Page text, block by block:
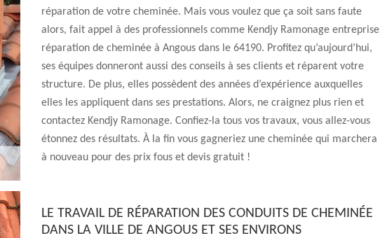
réparation de votre cheminée. Mais vous voulez que ça soit sans faute
alors, fait appel à des professionnels comme Kendjy Ramonage entreprise
réparation de cheminée à Angous dans le 64190. Profitez qu’aujourd’hui,
ses équipes donneront aussi des conseils à ses clients et réparent votre
structure. De plus, elles possèdent des années d’expérience auxquelles
elles les appliquent dans ses prestations. Alors, ne craignez plus rien et
contactez Kendjy Ramonage. Confiez-la tous vos travaux, vous allez-vous
étonnez des résultats. À la fin vous gagneriez une cheminée qui marchera
à nouveau pour des prix fous et devis gratuit !
LE TRAVAIL DE RÉPARATION DES CONDUITS DE CHEMINÉE
DANS LA VILLE DE ANGOUS ET SES ENVIRONS